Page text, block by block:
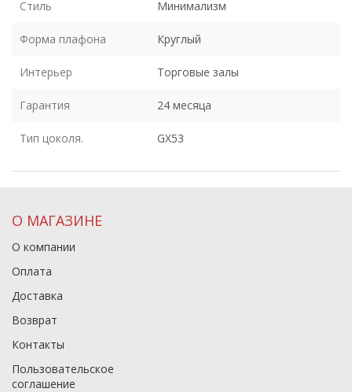
Стиль Минимализм
Форма плафона Круглый
Интерьер Торговые залы
Гарантия 24 месяца
Тип цоколя. GX53
О МАГАЗИНЕ
О компании
Оплата
Доставка
Возврат
Контакты
Пользовательское
соглашение